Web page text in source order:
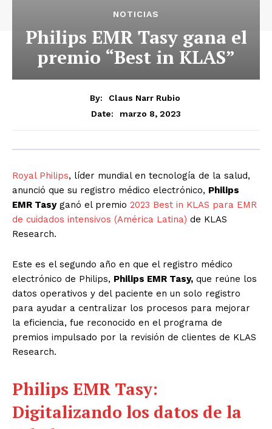
NOTICIAS
Philips EMR Tasy gana el
premio “Best in KLAS”
By:
Claus Narr Rubio
Date:
marzo 8, 2023
Royal Philips, líder mundial en tecnología de la salud,
anunció que su registro médico electrónico, Philips
EMR Tasyganó el premio 2023 Best in KLAS para EMR
de cuidados intensivos (América Latina) de KLAS
Research.
Este es el segundo año en que el registro médico
electrónico de Philips, Philips EMR Tasy, que reúne los
datos operativos y del paciente en un solo registro
para ayudar a centralizar los procesos para mejorar
la eficiencia, fue reconocido en el programa de
premios impulsado por la revisión de clientes de KLAS
Research.
Philips EMR Tasy:
Digitalizando los datos de la